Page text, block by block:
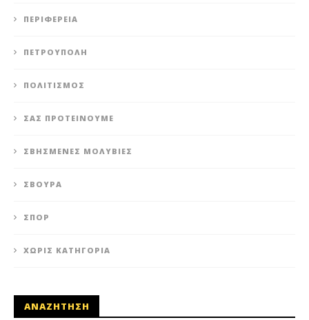
ΠΕΡΙΦΈΡΕΙΑ
ΠΕΤΡΟΎΠΟΛΗ
ΠΟΛΙΤΙΣΜΌΣ
ΣΑΣ ΠΡΟΤΕΊΝΟΥΜΕ
ΣΒΗΣΜΈΝΕΣ ΜΟΛΥΒΙΈΣ
ΣΒΟΎΡΑ
ΣΠΟΡ
ΧΩΡΊΣ ΚΑΤΗΓΟΡΊΑ
ΑΝΑΖΗΤΗΣΗ